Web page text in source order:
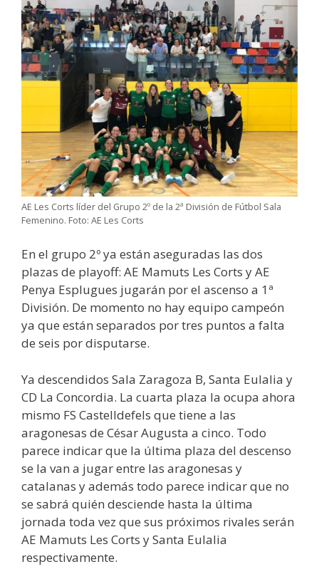
AE Les Corts líder del Grupo 2º de la 2ª División de Fútbol Sala
Femenino. Foto: AE Les Corts
En el grupo 2º ya están aseguradas las dos
plazas de playoff: AE Mamuts Les Corts y AE
Penya Esplugues jugarán por el ascenso a 1ª
División. De momento no hay equipo campeón
ya que están separados por tres puntos a falta
de seis por disputarse.
Ya descendidos Sala Zaragoza B, Santa Eulalia y
CD La Concordia. La cuarta plaza la ocupa ahora
mismo FS Castelldefels que tiene a las
aragonesas de César Augusta a cinco. Todo
parece indicar que la última plaza del descenso
se la van a jugar entre las aragonesas y
catalanas y además todo parece indicar que no
se sabrá quién desciende hasta la última
jornada toda vez que sus próximos rivales serán
AE Mamuts Les Corts y Santa Eulalia
respectivamente.